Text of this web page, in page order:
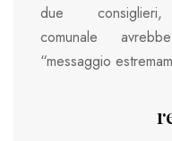
due consiglieri,
comunale
“messaggio